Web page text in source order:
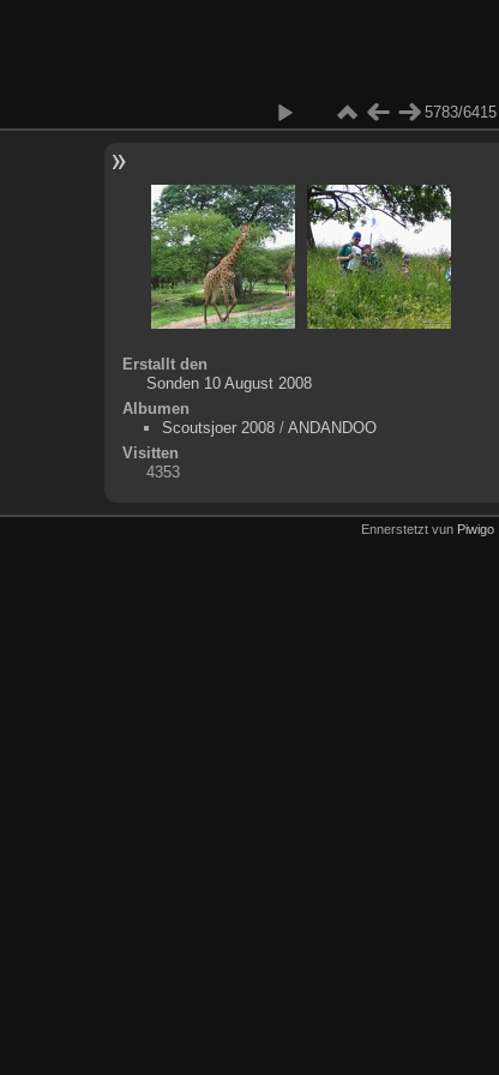
5783/6415
Erstallt den
Sonden 10 August 2008
Albumen
Scoutsjoer 2008/ ANDANDOO
Visitten
4353
Ennerstetzt vun Piwigo